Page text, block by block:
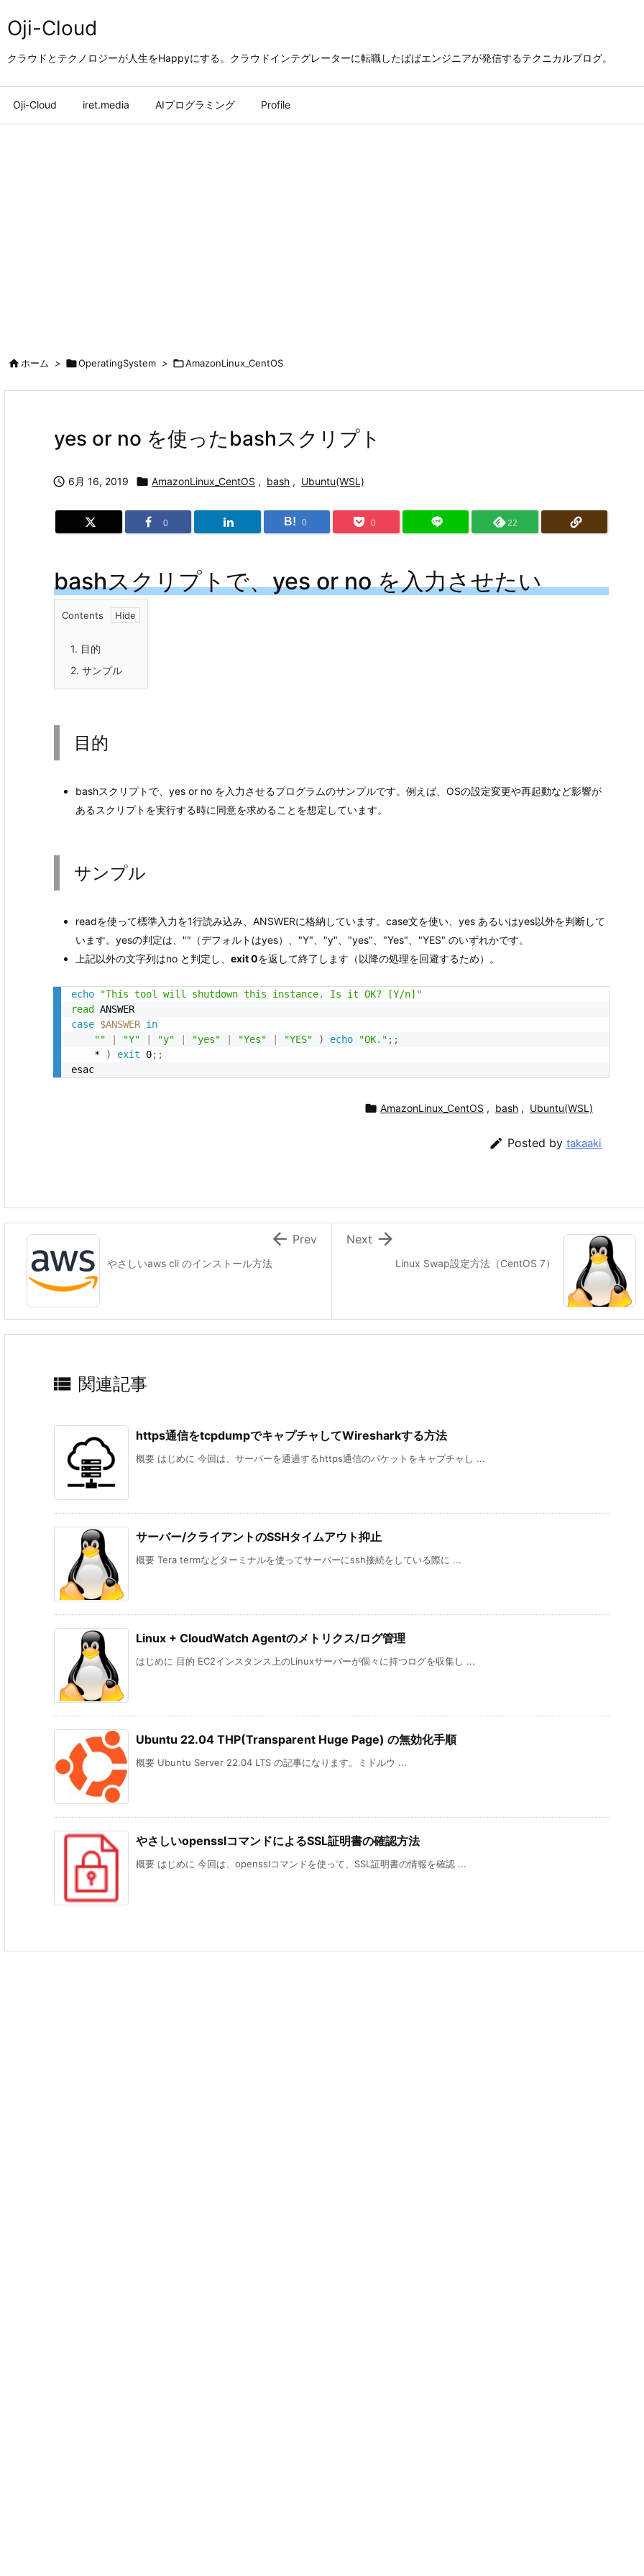
Oji-Cloud
クラウドとテクノロジーが人生をHappyにする。クラウドインテグレーターに転職したぱぱエンジニアが発信するテクニカルブログ。
Oji-Cloud iret.media AIプログラミング Profile
ホーム > OperatingSystem > AmazonLinux_CentOS
yes or no を使ったbashスクリプト
 6月 16, 2019  AmazonLinux_CentOS , bash , Ubuntu(WSL)
0 B! 0 0 22
bashスクリプトで、yes or no を入力させたい
Contents
1. 目的
2. サンプル
目的
bashスクリプトで、yes or no を入力させるプログラムのサンプルです。例えば、OSの設定変更や再起動など影響が
あるスクリプトを実行する時に同意を求めることを想定しています。
サンプル
readを使って標準入力を1行読み込み、ANSWERに格納しています。case文を使い、yes あるいはyes以外を判断して
います。yesの判定は、""（デフォルトはyes）、"Y"、"y"、"yes"、"Yes"、"YES" のいずれかです。
上記以外の文字列はno と判定し、 exit 0を返して終了します（以降の処理を回避するため）。
echo
"This tool will shutdown this instance. Is it OK? [Y/n]"
read
case $ANSWER in
""
| "Y" | "y" | "yes" | "Yes" | "YES" ) echo "OK." ; ;
    *
) exit 0; ;
 AmazonLinux_CentOS , bash , Ubuntu(WSL)
 Posted by takaaki
Linux Swap設定方法（CentOS 7）

Next
やさしいaws cli のインストール方法
 Prev
 関連記事
https通信をtcpdumpでキャプチャしてWiresharkする方法
概要 はじめに 今回は、サーバーを通過するhttps通信のパケットをキャプチャし ...
サーバー/クライアントのSSHタイムアウト抑止
概要 Tera termなどターミナルを使ってサーバーにssh接続をしている際に ...
Linux + CloudWatch Agentのメトリクス/ログ管理
はじめに 目的 EC2インスタンス上のLinuxサーバーが個々に持つログを収集し ...
Ubuntu 22.04 THP(Transparent Huge Page) の無効化手順
概要 Ubuntu Server 22.04 LTS の記事になります。ミドルウ ...
やさしいopensslコマンドによるSSL証明書の確認方法
概要 はじめに 今回は、opensslコマンドを使って、SSL証明書の情報を確認 ...